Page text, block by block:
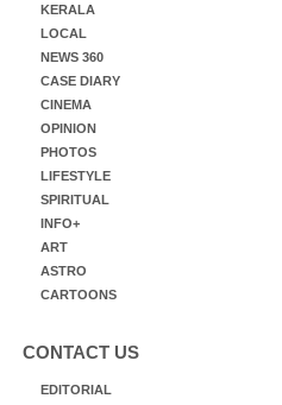
KERALA
LOCAL
NEWS 360
CASE DIARY
CINEMA
OPINION
PHOTOS
LIFESTYLE
SPIRITUAL
INFO+
ART
ASTRO
CARTOONS
CONTACT US
EDITORIAL